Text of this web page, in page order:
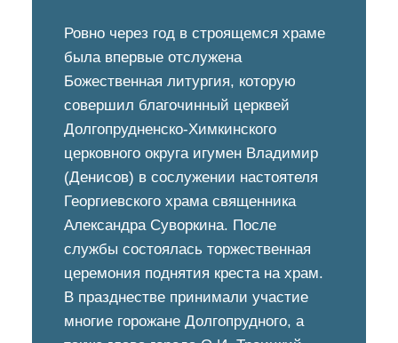
Ровно через год в строящемся храме
была впервые отслужена
Божественная литургия, которую
совершил благочинный церквей
Долгопрудненско-Химкинского
церковного округа игумен Владимир
(Денисов) в сослужении настоятеля
Георгиевского храма священника
Александра Суворкина. После
службы состоялась торжественная
церемония поднятия креста на храм.
В празднестве принимали участие
многие горожане Долгопрудного, а